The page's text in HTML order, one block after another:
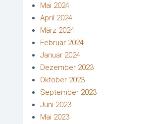
Mai 2024
April 2024
März 2024
Februar 2024
Januar 2024
Dezember 2023
Oktober 2023
September 2023
Juni 2023
Mai 2023